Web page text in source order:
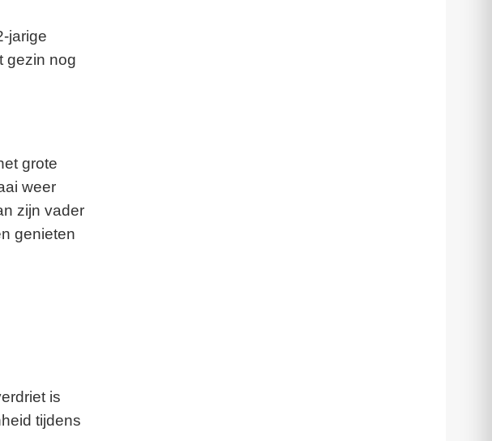
jarige
gezin nog
grote
weer
zijn vader
genieten
is
tijdens